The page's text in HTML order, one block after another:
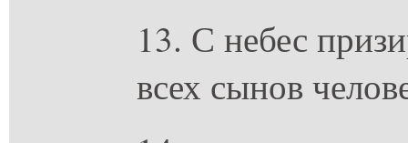
13. С небес
всех сынов